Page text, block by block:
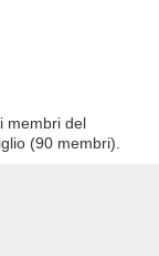
membri del
(90 membri).